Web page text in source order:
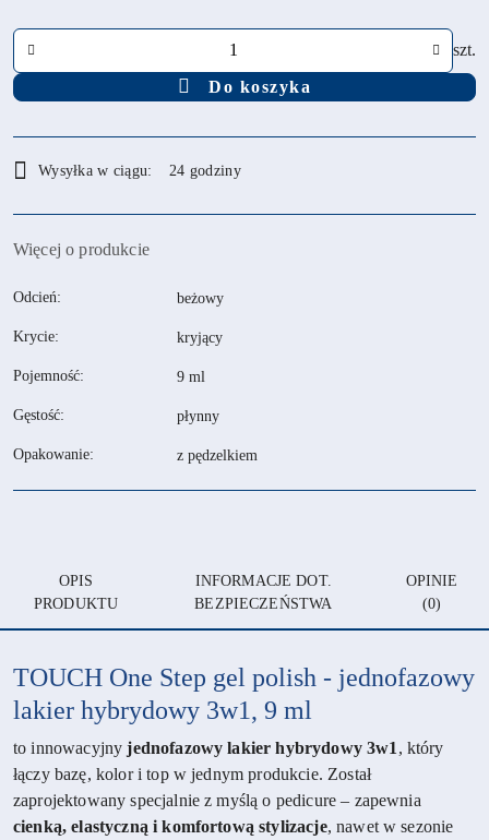
Ilość
szt.
Do koszyka
i
dostawa
Wysyłka w ciągu: 24 godziny
Więcej o produkcie
Odcień: beżowy
Krycie: kryjący
Pojemność: 9 ml
Gęstość: płynny
Opakowanie: z pędzelkiem
OPIS
PRODUKTU
INFORMACJE DOT.
BEZPIECZEŃSTWA
OPINIE
(0)
TOUCH One Step gel polish - jednofazowy
lakier hybrydowy 3w1, 9 ml
to innowacyjnyjednofazowy lakier hybrydowy 3w1 , który
łączy bazę, kolor i top w jednym produkcie. Został
zaprojektowany specjalnie z myślą o pedicure – zapewnia
cienką, elastyczną i komfortową stylizacje, nawet w sezonie